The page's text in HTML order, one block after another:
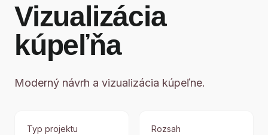
Vizualizácia
kúpeľňa
Moderný návrh a vizualizácia kúpeľne.
Typ projektu Rozsah